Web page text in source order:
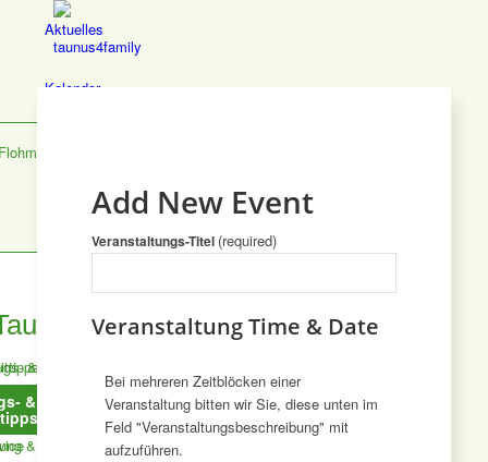
Aktuelles
Kalender
Taunus entdecken
entdecken
& Essen &
Trinken
Lernen &
Bildung
Jetzt Deinen
Taunus Trend
Add New Event
Veranstaltungs-Titel (required)
Veranstaltung Time & Date
Bei mehreren Zeitblöcken einer
Veranstaltung bitten wir Sie, diese unten im
Feld "Veranstaltungsbeschreibung" mit
aufzuführen.